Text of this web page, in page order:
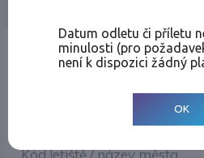
Místo odletu
Kód letiště / název města
Datum odletu či příletu
minulosti (pro
není k dispozici žádný
OK